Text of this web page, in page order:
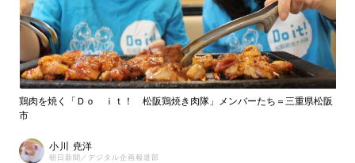
鶏肉を焼く「Ｄｏ ｉｔ！ 松阪鶏焼き肉隊」メンバーたち＝三重県松阪
市
小川 尭洋
朝日新聞／デジタル企画報道部